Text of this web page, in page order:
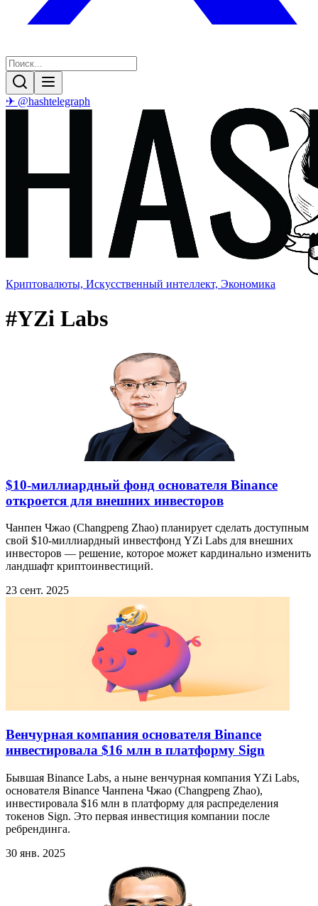
✈ @hashtelegraph
Криптовалюты, Искусственный интеллект, Экономика
#YZi Labs
$10-миллиардный фонд основателя Binance
откроется для внешних инвесторов
Чанпен Чжао (Changpeng Zhao) планирует сделать доступным
свой $10-миллиардный инвестфонд YZi Labs для внешних
инвесторов — решение, которое может кардинально изменить
ландшафт криптоинвестиций.
23 сент. 2025
Венчурная компания основателя Binance
инвестировала $16 млн в платформу Sign
Бывшая Binance Labs, а ныне венчурная компания YZi Labs,
основателя Binance Чанпена Чжао (Changpeng Zhao),
инвестировала $16 млн в платформу для распределения
токенов Sign. Это первая инвестиция компании после
ребрендинга.
30 янв. 2025